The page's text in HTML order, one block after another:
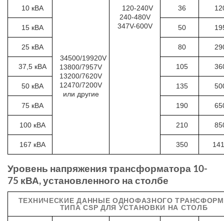
10 кВА
34500/19920V
13800/7957V
13200/7620V
12470/7200V
или другие
120-240V
240-480V
347V-600V
36
15 кВА 50
25 кВА 80
37,5 кВА 105
50 кВА 135
75 кВА 190
100 кВА 210
167 кВА 350
Уровень напряжения трансформатора 10-
75 кВА, установленного на столбе
ТЕХНИЧЕСКИЕ ДАННЫЕ ОДНОФАЗНОГО
ТИПА CSP ДЛЯ УСТАНОВКИ НА СТОЛБ